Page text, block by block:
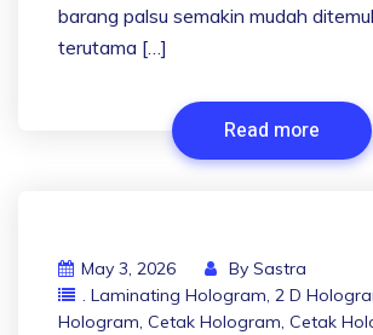
barang palsu semakin mudah
terutama […]
Read more
May 3, 2026 By Sastra
. Laminating Hologram, 2 D
Hologram, Cetak Hologram, Cetak